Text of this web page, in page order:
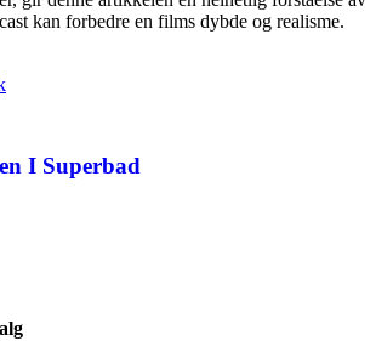
kan forbedre en films dybde og realisme.
I Superbad